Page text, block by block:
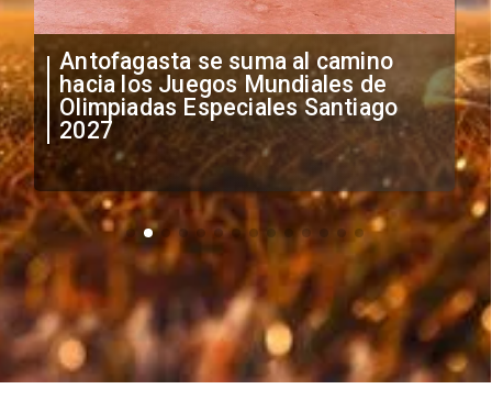
"Falta de profesionalismo": Sifup
anuncia medidas por situación
irregular de futbolistas
extranjeros